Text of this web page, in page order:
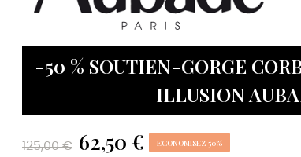
-50 % SOUTIEN-GORGE
ILLUSION
125,00 € 62,50 € ECONOMISEZ 50%